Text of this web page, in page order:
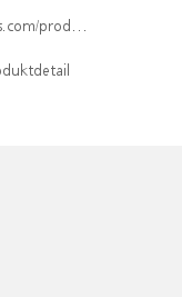
DE000WA37FE2